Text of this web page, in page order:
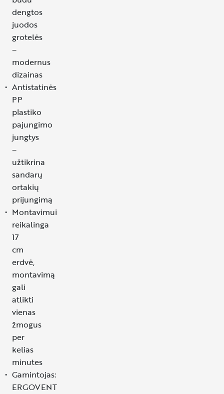
dengtos
juodos
grotelės
–
modernus
dizainas
Antistatinės
PP
plastiko
pajungimo
jungtys
–
užtikrina
sandarų
ortakių
prijungimą
Montavimui
reikalinga
17
cm
erdvė,
montavimą
gali
atlikti
vienas
žmogus
per
kelias
minutes
Gamintojas:
ERGOVENT